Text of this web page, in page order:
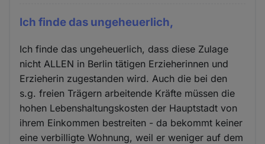
Ich finde das ungeheuerlich,
Ich finde das ungeheuerlich, dass diese Zulage
nicht ALLEN in Berlin tätigen Erzieherinnen und
Erzieherin zugestanden wird. Auch die bei den
s.g. freien Trägern arbeitende Kräfte müssen die
hohen Lebenshaltungskosten der Hauptstadt von
ihrem Einkommen bestreiten - da bekommt keiner
eine verbilligte Wohnung, weil er weniger auf dem